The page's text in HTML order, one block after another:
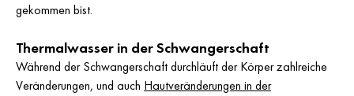
gekommen bist.
Thermalwasser in der Schwangerschaft
Während der Schwangerschaft durchläuft der Körper zahlreiche
Veränderungen, und auch Hautveränderungen in der